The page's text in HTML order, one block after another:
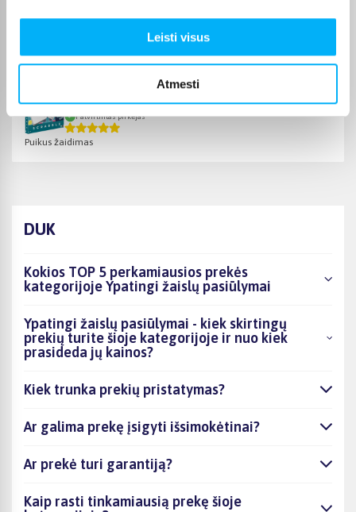
Leisti visus
Atmesti
Danutė S.
Puikus lavinantis žaidimas
Rasa J.
Patvirtintas pirkėjas
Puikus žaidimas
DUK
Kokios TOP 5 perkamiausios prekės
kategorijoje Ypatingi žaislų pasiūlymai
Ypatingi žaislų pasiūlymai - kiek skirtingų
prekių turite šioje kategorijoje ir nuo kiek
prasideda jų kainos?
Kiek trunka prekių pristatymas?
Ar galima prekę įsigyti išsimokėtinai?
Ar prekė turi garantiją?
Kaip rasti tinkamiausią prekę šioje